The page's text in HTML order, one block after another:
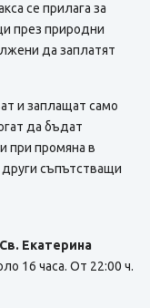
се прилага за
през природни
да заплатят
и заплащат само
да бъдат
при промяна в
други съпътстващи
Екатерина
16 часа. От 22:00 ч.